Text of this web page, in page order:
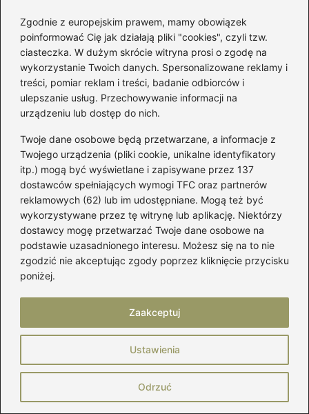
Zgodnie z europejskim prawem, mamy obowiązek
poinformować Cię jak działają pliki "cookies", czyli tzw.
ciasteczka. W dużym skrócie witryna prosi o zgodę na
wykorzystanie Twoich danych. Spersonalizowane reklamy i
treści, pomiar reklam i treści, badanie odbiorców i
ulepszanie usług. Przechowywanie informacji na
urządzeniu lub dostęp do nich.
Twoje dane osobowe będą przetwarzane, a informacje z
Twojego urządzenia (pliki cookie, unikalne identyfikatory
itp.) mogą być wyświetlane i zapisywane przez 137
dostawców spełniających wymogi TFC oraz partnerów
reklamowych (62) lub im udostępniane. Mogą też być
wykorzystywane przez tę witrynę lub aplikację. Niektórzy
dostawcy mogę przetwarzać Twoje dane osobowe na
podstawie uzasadnionego interesu. Możesz się na to nie
zgodzić nie akceptując zgody poprzez kliknięcie przycisku
poniżej.
Ustawienia
Odrzuć
Zaakceptuj
Jak zmierzyć rozmiar opony rowerowej?
Prosty sposób bez zdejmowania koła
2026-08-08